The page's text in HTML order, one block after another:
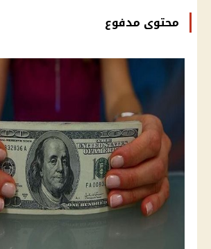
محتوى مدفوع